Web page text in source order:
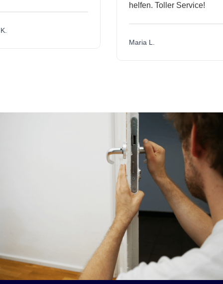
helfen. Toller Service!
Maria L.